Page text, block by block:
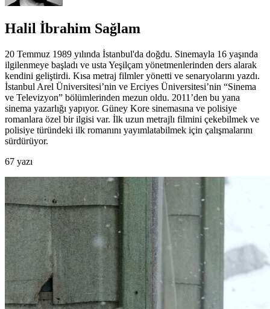
Halil İbrahim Sağlam
20 Temmuz 1989 yılında İstanbul'da doğdu. Sinemayla 16 yaşında
ilgilenmeye başladı ve usta Yeşilçam yönetmenlerinden ders alarak
kendini geliştirdi. Kısa metraj filmler yönetti ve senaryolarını yazdı.
İstanbul Arel Üniversitesi’nin ve Erciyes Üniversitesi’nin “Sinema
ve Televizyon” bölümlerinden mezun oldu. 2011’den bu yana
sinema yazarlığı yapıyor. Güney Kore sinemasına ve polisiye
romanlara özel bir ilgisi var. İlk uzun metrajlı filmini çekebilmek ve
polisiye türündeki ilk romanını yayımlatabilmek için çalışmalarını
sürdürüyor.
67 yazı